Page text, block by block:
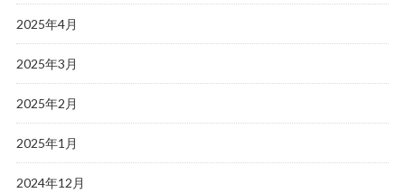
2025年4月
2025年3月
2025年2月
2025年1月
2024年12月